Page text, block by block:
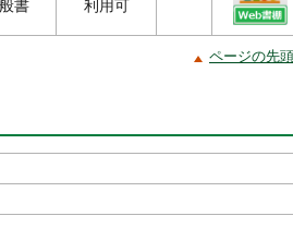
書 利用可
ページの先